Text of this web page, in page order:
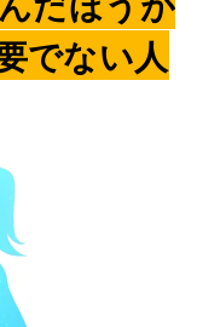
でない人